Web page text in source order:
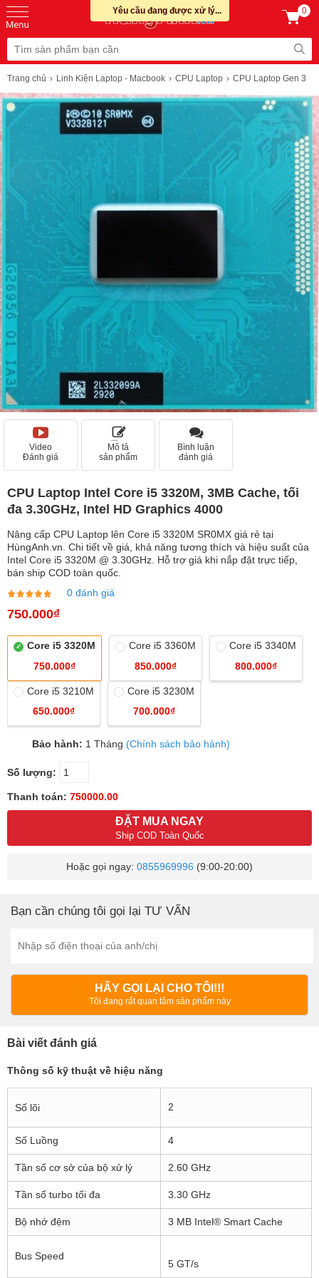
0
Trang chủ Linh Kiện Laptop - Macbook CPU Laptop CPU Laptop Gen 3
Video
Đánh giá
Mô tả
sản phẩm
Bình luận
đánh giá
CPU Laptop Intel Core i5 3320M, 3MB Cache, tối
đa 3.30GHz, Intel HD Graphics 4000
Nâng cấp CPU Laptop lên Core i5 3320M SR0MX giá rẻ tại
HùngAnh.vn. Chi tiết về giá, khả năng tương thích và hiệu suất của
Intel Core i5 3320M @ 3.30GHz. Hỗ trợ giá khi nắp đặt trực tiếp,
bán ship COD toàn quốc.
0 đánh giá
750.000₫
Core i5 3320M
750.000₫
Core i5 3360M
850.000₫
Core i5 3340M
800.000₫
Core i5 3210M
650.000₫
Core i5 3230M
700.000₫
Bảo hành: 1 Tháng (Chính sách bảo hành)
Số lượng:
Thanh toán: 750000.00
ĐẶT MUA NGAY
Ship COD Toàn Quốc
Hoặc gọi ngay: 0855969996 (9:00-20:00)
Bạn cần chúng tôi gọi lại TƯ VẤN
HÃY GỌI LẠI CHO TÔI!!!
Tôi đang rất quan tâm sản phẩm này
Bài viết đánh giá
Thông số kỹ thuật về hiệu năng
Số lõi 2
Số Luồng 4
Tần số cơ sở của bộ xử lý 2.60 GHz
Tần số turbo tối đa 3.30 GHz
Bộ nhớ đệm 3 MB Intel® Smart Cache
Bus Speed
5 GT/s
Yêu cầu đang được xử lý...